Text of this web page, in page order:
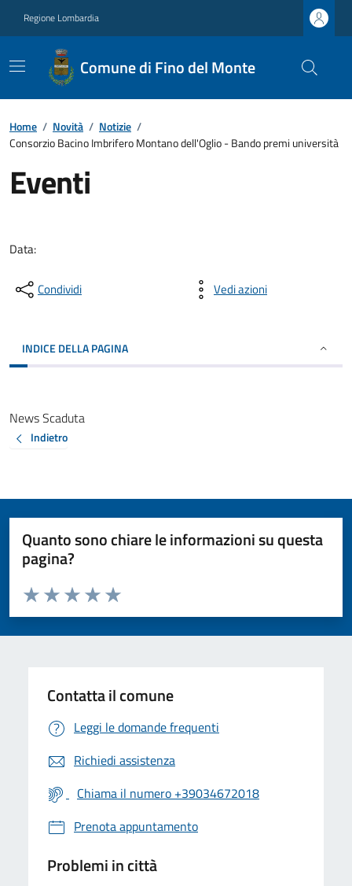
Regione Lombardia
Comune di Fino del Monte
Home / Novità / Notizie /
Consorzio Bacino Imbrifero Montano dell'Oglio - Bando premi università
Eventi
Data:
Condividi Vedi azioni
INDICE DELLA PAGINA
News Scaduta
Indietro
Quanto sono chiare le informazioni su questa
pagina?
Valuta da 1 a 5 stelle la pagina
Valuta 5 stelle su 5
Valuta 4 stelle su 5
Valuta 3 stelle su 5
Valuta 2 stelle su 5
Valuta 1 stelle su 5
Contatta il comune
Leggi le domande frequenti
Richiedi assistenza
Chiama il numero +39034672018
Prenota appuntamento
Problemi in città